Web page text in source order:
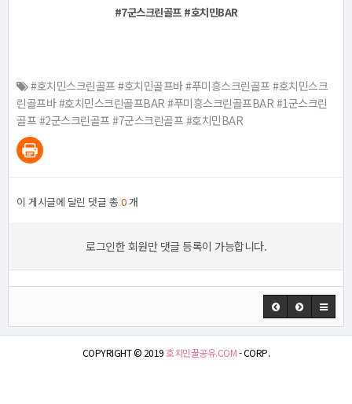
#7군스크린골프 #호치민BAR
#호치민스크린골프 #호치민골프바 #푸미흥스크린골프 #호치민스크
린골프바 #호치민스크린골프BAR #푸미흥스크린골프BAR #1군스크린
골프 #2군스크린골프 #7군스크린골프 #호치민BAR
이 게시글에 달린 댓글 총 0개
로그인한 회원만 댓글 등록이 가능합니다.
COPYRIGHT © 2019호치민꿀공유.COM- CORP.